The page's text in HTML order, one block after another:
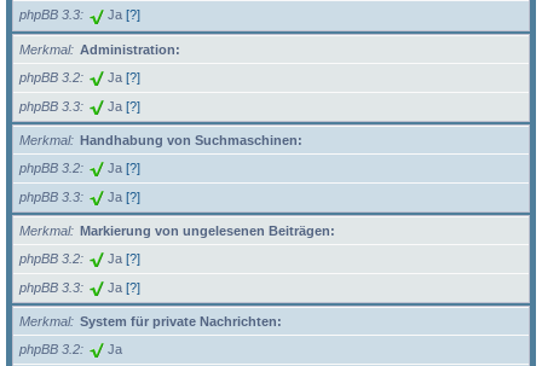
phpBB 3.3 Ja [?]
Merkmal
Administration:
phpBB 3.2
Ja [?]
phpBB 3.3 Ja [?]
Merkmal
Handhabung von Suchmaschinen:
phpBB 3.2
Ja [?]
phpBB 3.3 Ja [?]
Merkmal
Markierung von ungelesenen Beiträgen:
phpBB 3.2
Ja [?]
phpBB 3.3 Ja [?]
Merkmal
System für private Nachrichten:
phpBB 3.2
Ja